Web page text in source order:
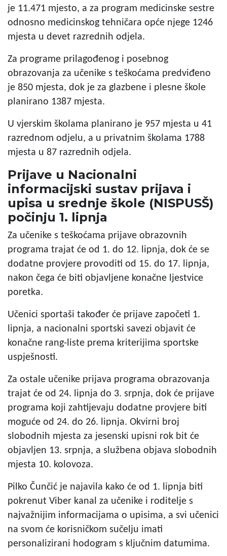
je 11.471 mjesto, a za program medicinske sestre
odnosno medicinskog tehničara opće njege 1246
mjesta u devet razrednih odjela.
Za programe prilagođenog i posebnog
obrazovanja za učenike s teškoćama predviđeno
je 850 mjesta, dok je za glazbene i plesne škole
planirano 1387 mjesta.
U vjerskim školama planirano je 957 mjesta u 41
razrednom odjelu, a u privatnim školama 1788
mjesta u 87 razrednih odjela.
Prijave u Nacionalni
informacijski sustav prijava i
upisa u srednje škole (NISPUSŠ)
počinju 1. lipnja
Za učenike s teškoćama prijave obrazovnih
programa trajat će od 1. do 12. lipnja, dok će se
dodatne provjere provoditi od 15. do 17. lipnja,
nakon čega će biti objavljene konačne ljestvice
poretka.
Učenici sportaši također će prijave započeti 1.
lipnja, a nacionalni sportski savezi objavit će
konačne rang-liste prema kriterijima sportske
uspješnosti.
Za ostale učenike prijava programa obrazovanja
trajat će od 24. lipnja do 3. srpnja, dok će prijave
programa koji zahtijevaju dodatne provjere biti
moguće od 24. do 26. lipnja. Okvirni broj
slobodnih mjesta za jesenski upisni rok bit će
objavljen 13. srpnja, a službena objava slobodnih
mjesta 10. kolovoza.
Pilko Čunčić je najavila kako će od 1. lipnja biti
pokrenut Viber kanal za učenike i roditelje s
najvažnijim informacijama o upisima, a svi učenici
na svom će korisničkom sučelju imati
personalizirani hodogram s ključnim datumima.